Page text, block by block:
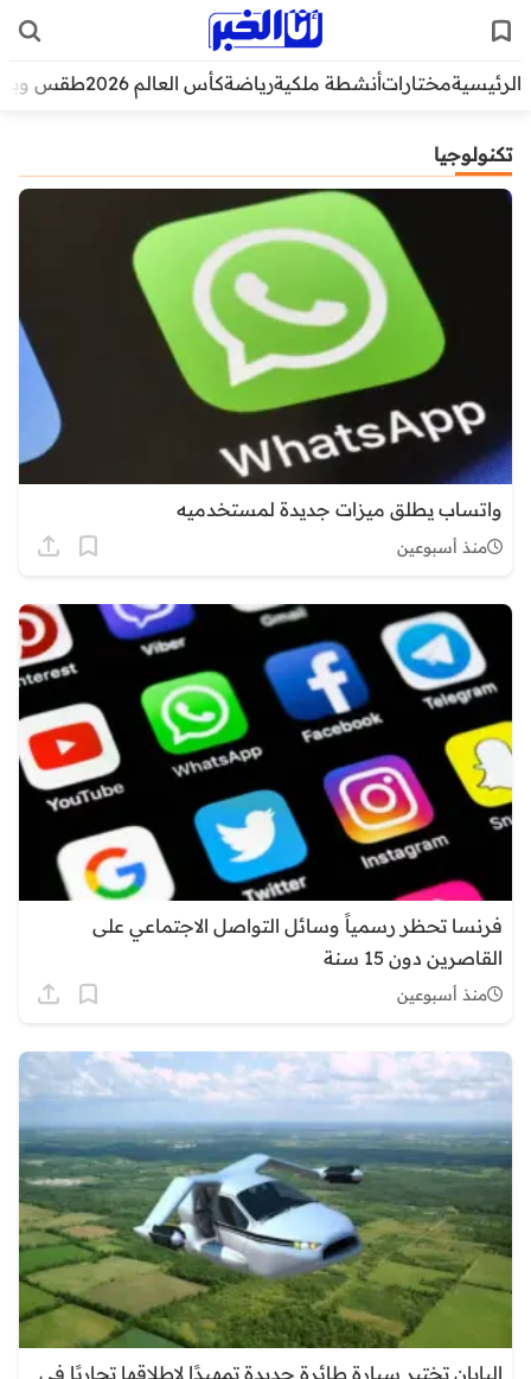
الرئيسيةمختاراتأنشطة ملكيةرياضةكأس العالم 2026 طقس
تكنولوجيا
واتساب يطلق ميزات جديدة لمستخدميه
منذ أسبوعين
فرنسا تحظر رسمياً وسائل التواصل الاجتماعي على
القاصرين دون 15 سنة
منذ أسبوعين
اليابان تختبر سيارة طائرة جديدة تمهيدًا لإطلاقها تجاريًا في